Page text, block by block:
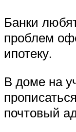
Банки
проблем
ипотеку.
В доме на
почтовый